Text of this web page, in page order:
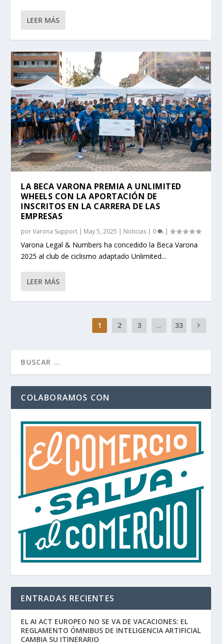
LEER MÁS
LA BECA VARONA PREMIA A UNLIMITED
WHEELS CON LA APORTACIÓN DE
INSCRITOS EN LA CARRERA DE LAS
EMPRESAS
porVarona Support | May 5, 2025 | Noticias | 0 |
Varona Legal & Numbers ha concedido la Beca Varona
2025 al club de ciclismo adaptado Unlimited...
LEER MÁS
1 2 3 ... 33
COLABORAMOS CON
ENTRADAS RECIENTES
EL AI ACT EUROPEO NO SE VA DE VACACIONES: EL
REGLAMENTO ÓMNIBUS DE INTELIGENCIA ARTIFICIAL
CAMBIA SU ITINERARIO